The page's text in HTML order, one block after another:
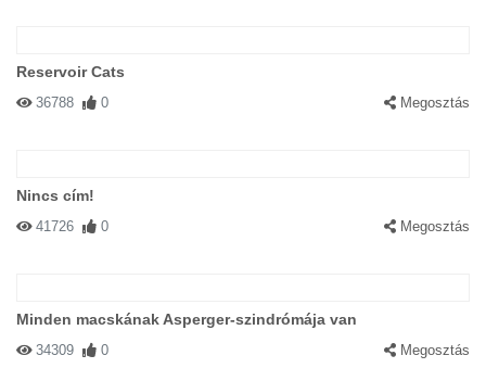
Reservoir Cats
36788 0 Megosztás
Nincs cím!
41726 0 Megosztás
Minden macskának Asperger-szindrómája van
34309 0 Megosztás